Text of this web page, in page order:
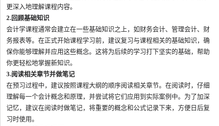
更深入地理解课程内容。
2.回顾基础知识
会计学课程通常会建立在一些基础知识之上，如财务会计、管理会计、财
务报表等。在正式开始课程学习前，建议复习与课程相关的基础知识，确
保你能够理解并应用这些概念。这将为后续的学习打下坚实的基础，帮助
你更轻松地掌握新知识。
3.阅读相关章节并做笔记
在预习过程中，建议按照课程大纲的顺序阅读相关章节。在阅读时，仔细
理解每一个会计概念和原理，并尝试将它们应用到实际案例中。为了加深
记忆，建议在阅读时做笔记，将重要的概念和公式记录下来，方便日后复
习时使用。